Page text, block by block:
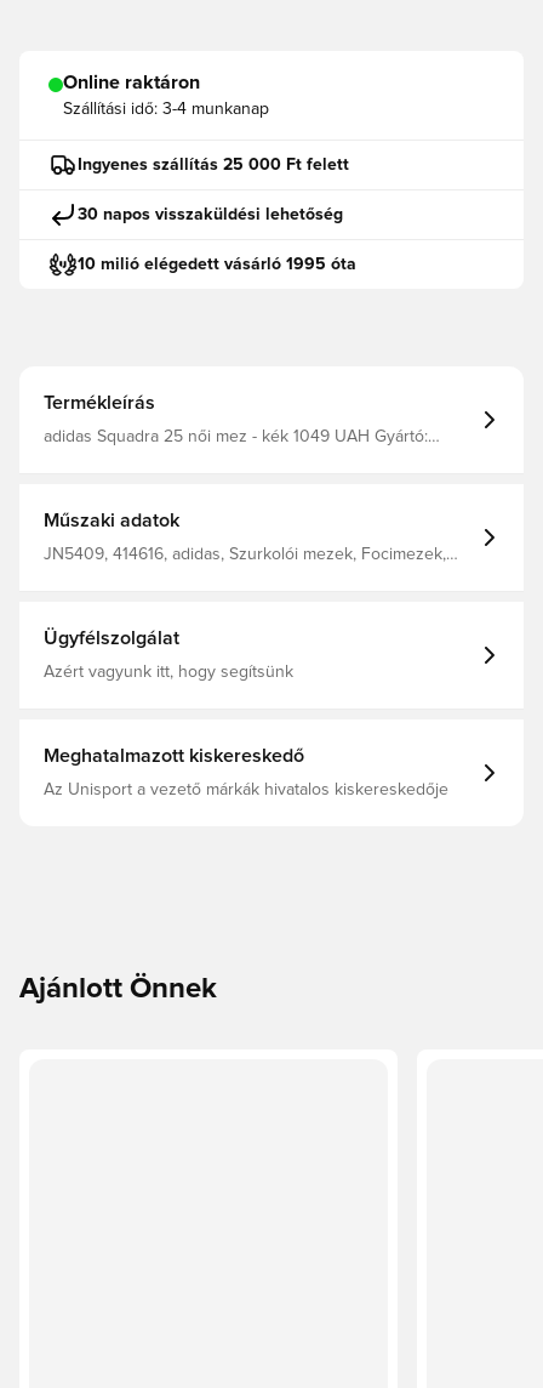
Online raktáron
Szállítási idő: 3-4 munkanap
Ingyenes szállítás 25 000 Ft felett
30 napos visszaküldési lehetőség
10 milió elégedett vásárló 1995 óta
Termékleírás
adidas Squadra 25 női mez - kék 1049 UAH Gyártó:
Műszaki adatok
JN5409, 414616, adidas, Szurkolói mezek, Focimezek,
Ügyfélszolgálat
Azért vagyunk itt, hogy segítsünk
Meghatalmazott kiskereskedő
Az Unisport a vezető márkák hivatalos kiskereskedője
Ajánlott Önnek